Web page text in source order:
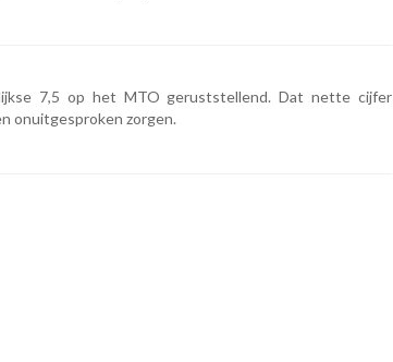
7,5 op het MTO geruststellend. Dat nette cijfer
onuitgesproken zorgen.